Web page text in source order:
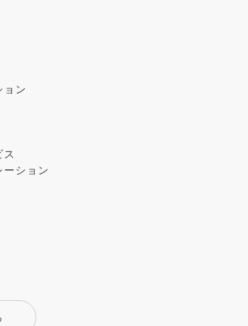
ョン
ス
ーション